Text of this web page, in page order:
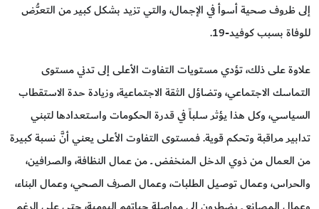
إلى ظروف صحية أسوأ في الإجمال، والتي تزيد بشكل كبير من التعرُّض
للوفاة بسبب كوفيد-19.
علاوة على ذلك، تؤدي مستويات التفاوت الأعلى إلى تدني مستوى
التماسك الاجتماعي، وتضاؤل الثقة الاجتماعية، وزيادة حدة الاستقطاب
السياسي، وكل هذا يؤثر سلباً في قدرة الحكومات واستعدادها لتبني
تدابير مراقبة وتحكم قوية. فمستوى التفاوت الأعلى يعني أنَّ نسبة كبيرة
من العمال من ذوي الدخل المنخفض ــ من عمال النظافة، والصرافين،
والحراس، وعمال توصيل الطلبات، وعمال الصرف الصحي، وعمال البناء،